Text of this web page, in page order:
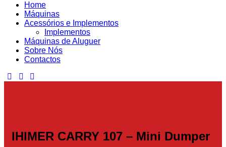
Home
Máquinas
Acessórios e Implementos
Implementos
Máquinas de Aluguer
Sobre Nós
Contactos
IHIMER CARRY 107 – Mini Dumper